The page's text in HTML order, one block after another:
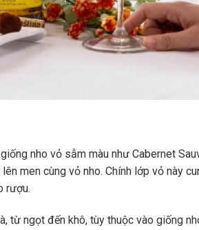
nho vỏ sẫm màu như Cabernet
men cùng vỏ nho. Chính lớp vỏ này
rượu.
từ ngọt đến khô, tùy thuộc vào giống